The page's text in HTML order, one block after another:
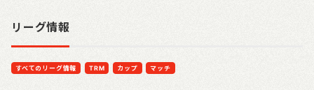
リーグ情報
すべてのリーグ情報 TRM カップ マッチ